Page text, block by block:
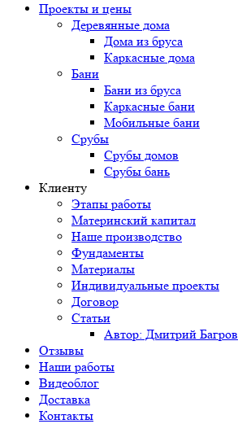
Проекты и цены
Деревянные дома
Дома из бруса
Каркасные дома
Бани
Бани из бруса
Каркасные бани
Мобильные бани
Срубы
Срубы домов
Срубы бань
Клиенту
Этапы работы
Материнский капитал
Наше производство
Фундаменты
Материалы
Индивидуальные проекты
Договор
Статьи
Автор: Дмитрий Багров
Отзывы
Наши работы
Видеоблог
Доставка
Контакты